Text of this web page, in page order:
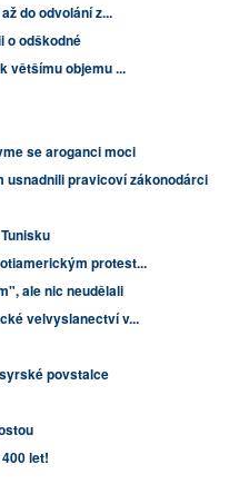
do odvolání z...
o odškodné
většímu objemu ...
se aroganci moci
usnadnili pravicoví zákonodárci
protest...
ale nic neudělali
velvyslanectví v...
povstalce
let!